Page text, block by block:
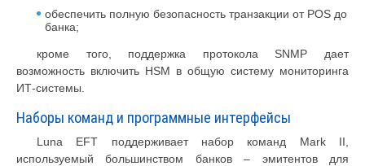
обеспечить полную безопасность транзакции от POS до
банка;
кроме того, поддержка протокола SNMP дает
возможность включить HSM в общую систему мониторинга
ИТ-системы.
Наборы команд и программные интерфейсы
Luna EFT поддерживает набор команд Mark II,
используемый большинством банков – эмитентов для